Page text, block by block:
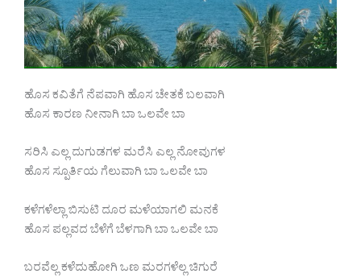
ಹೊಸ ಕವಿತೆಗೆ ನೆಪವಾಗಿ ಹೊಸ ಚೇತಕೆ ಬಲವಾಗಿ
ಹೊಸ ಕಾರಣ ನೀನಾಗಿ ಬಾ ಒಲವೇ ಬಾ
ಸರಿಸಿ ಎಲ್ಲ ದುಗುಡಗಳ ಮರೆಸಿ ಎಲ್ಲ ನೋವುಗಳ
ಹೊಸ ಸ್ಪೂರ್ತಿಯ ಗೆಲುವಾಗಿ ಬಾ ಒಲವೇ ಬಾ
ಕಳೆಗಳೆಲ್ಲಾ ಬಿಸುಟಿ ದೂರ ಮಳೆಯಾಗಲಿ ಮನಕೆ
ಹೊಸ ಪಲ್ಲವದ ಬೆಳೆಗೆ ಬೆಳಗಾಗಿ ಬಾ ಒಲವೇ ಬಾ
ಬರವೆಲ್ಲ ಕಳೆದುಹೋಗಿ ಒಣ ಮರಗಳೆಲ್ಲ ಚಿಗುರೆ